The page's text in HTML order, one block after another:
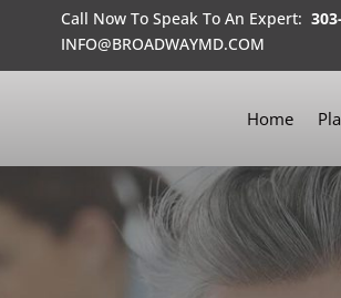
Call Now To Speak To An Expert:
INFO@BROADWAYMD.COM
Home